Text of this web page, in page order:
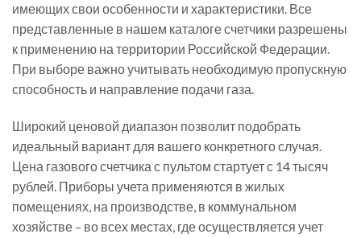
имеющих свои особенности и характеристики. Все
представленные в нашем каталоге счетчики разрешены
к применению на территории Российской Федерации.
При выборе важно учитывать необходимую пропускную
способность и направление подачи газа.
Широкий ценовой диапазон позволит подобрать
идеальный вариант для вашего конкретного случая.
Цена газового счетчика с пультом стартует с 14 тысяч
рублей. Приборы учета применяются в жилых
помещениях, на производстве, в коммунальном
хозяйстве – во всех местах, где осуществляется учет